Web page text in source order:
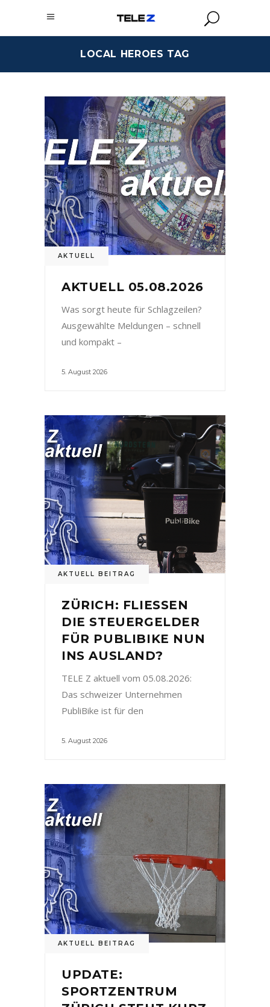
LOCAL HEROES TAG
AKTUELL
AKTUELL 05.08.2026
Was sorgt heute für Schlagzeilen?
Ausgewählte Meldungen – schnell
und kompakt –
5. August 2026
AKTUELL BEITRAG
ZÜRICH: FLIESSEN
DIE STEUERGELDER
FÜR PUBLIBIKE NUN
INS AUSLAND?
TELE Z aktuell vom 05.08.2026:
Das schweizer Unternehmen
PubliBike ist für den
5. August 2026
AKTUELL BEITRAG
UPDATE:
SPORTZENTRUM